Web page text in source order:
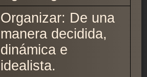
Organizar: De una
manera decidida,
dinámica e
idealista.